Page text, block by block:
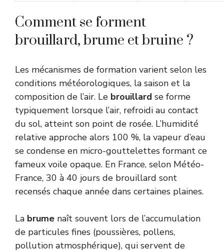
Comment se forment
brouillard, brume et bruine ?
Les mécanismes de formation varient selon les
conditions météorologiques, la saison et la
composition de l’air. Le brouillard se forme
typiquement lorsque l’air, refroidi au contact
du sol, atteint son point de rosée. L’humidité
relative approche alors 100 %, la vapeur d’eau
se condense en micro-gouttelettes formant ce
fameux voile opaque. En France, selon Météo-
France, 30 à 40 jours de brouillard sont
recensés chaque année dans certaines plaines.
La brume naît souvent lors de l’accumulation
de particules fines (poussières, pollens,
pollution atmosphérique), qui servent de